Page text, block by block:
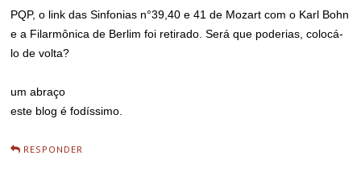
PQP, o link das Sinfonias n°39,40 e 41 de Mozart com o Karl Bohn
e a Filarmônica de Berlim foi retirado. Será que poderias, colocá-
lo de volta?
um abraço
este blog é fodíssimo.
RESPONDER